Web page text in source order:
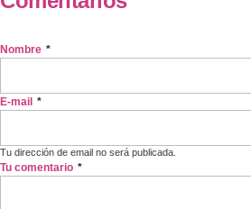
Nombre *
E-mail *
Tu dirección de email no será publicada.
Tu comentario *